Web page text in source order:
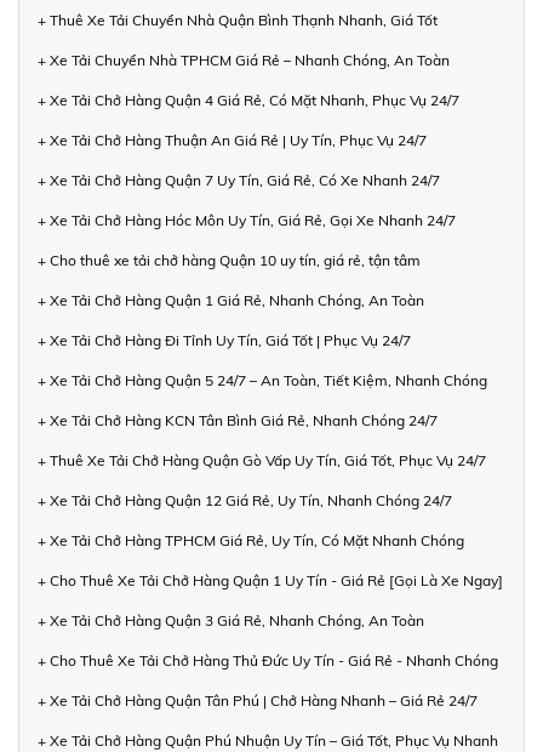
+ Thuê Xe Tải Chuyển Nhà Quận Bình Thạnh Nhanh, Giá Tốt
+ Xe Tải Chuyển Nhà TPHCM Giá Rẻ – Nhanh Chóng, An Toàn
+ Xe Tải Chở Hàng Quận 4 Giá Rẻ, Có Mặt Nhanh, Phục Vụ 24/7
+ Xe Tải Chở Hàng Thuận An Giá Rẻ | Uy Tín, Phục Vụ 24/7
+ Xe Tải Chở Hàng Quận 7 Uy Tín, Giá Rẻ, Có Xe Nhanh 24/7
+ Xe Tải Chở Hàng Hóc Môn Uy Tín, Giá Rẻ, Gọi Xe Nhanh 24/7
+ Cho thuê xe tải chở hàng Quận 10 uy tín, giá rẻ, tận tâm
+ Xe Tải Chở Hàng Quận 1 Giá Rẻ, Nhanh Chóng, An Toàn
+ Xe Tải Chở Hàng Đi Tỉnh Uy Tín, Giá Tốt | Phục Vụ 24/7
+ Xe Tải Chở Hàng Quận 5 24/7 – An Toàn, Tiết Kiệm, Nhanh Chóng
+ Xe Tải Chở Hàng KCN Tân Bình Giá Rẻ, Nhanh Chóng 24/7
+ Thuê Xe Tải Chở Hàng Quận Gò Vấp Uy Tín, Giá Tốt, Phục Vụ 24/7
+ Xe Tải Chở Hàng Quận 12 Giá Rẻ, Uy Tín, Nhanh Chóng 24/7
+ Xe Tải Chở Hàng TPHCM Giá Rẻ, Uy Tín, Có Mặt Nhanh Chóng
+ Cho Thuê Xe Tải Chở Hàng Quận 1 Uy Tín - Giá Rẻ [Gọi Là Xe Ngay]
+ Xe Tải Chở Hàng Quận 3 Giá Rẻ, Nhanh Chóng, An Toàn
+ Cho Thuê Xe Tải Chở Hàng Thủ Đức Uy Tín - Giá Rẻ - Nhanh Chóng
+ Xe Tải Chở Hàng Quận Tân Phú | Chở Hàng Nhanh – Giá Rẻ 24/7
+ Xe Tải Chở Hàng Quận Phú Nhuận Uy Tín – Giá Tốt, Phục Vụ Nhanh